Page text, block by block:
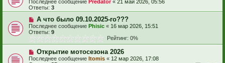
Последнее сообщение Predator« 21 май 2026, 05:56
Ответы: 3
А что было 09.10.2025-го???
Последнее сообщение Phisic « 16 мар 2026, 15:51
Ответы: 9
Рейтинг: 0%
Открытие мотосезона 2026
Последнее сообщение Itomis « 12 мар 2026, 17:08